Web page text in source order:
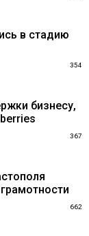
в стадию
354
бизнесу,
367
662